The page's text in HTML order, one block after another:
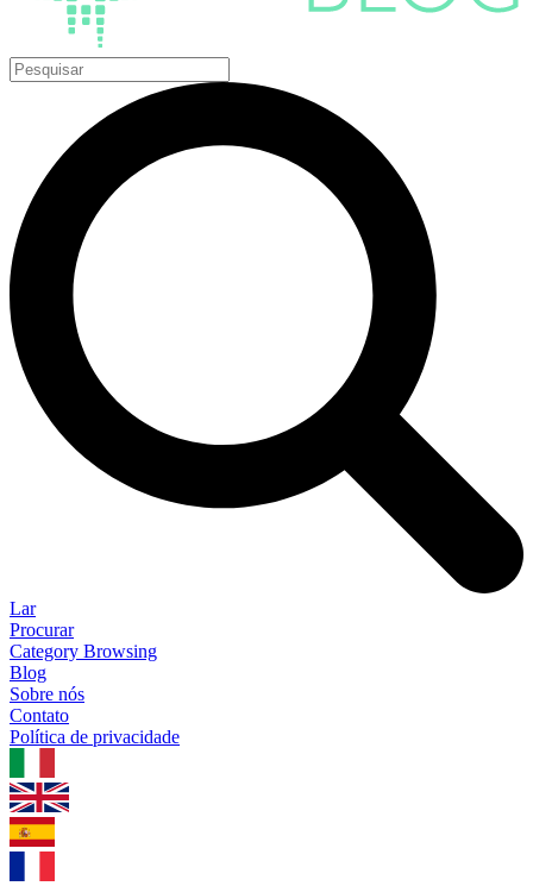
Lar
Procurar
Category Browsing
Blog
Sobre nós
Contato
Política de privacidade